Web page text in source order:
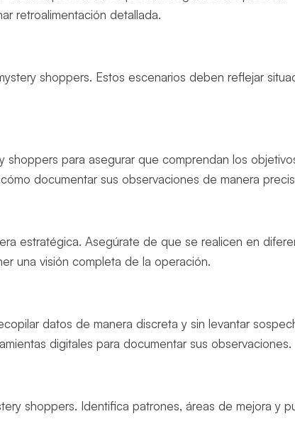
retroalimentación detallada.
shoppers. Estos escenarios deben reflejar
shoppers para asegurar que comprendan los
documentar sus observaciones de manera
estratégica. Asegúrate de que se realicen en
una visión completa de la operación.
datos de manera discreta y sin levantar
digitales para documentar sus observaciones.
shoppers. Identifica patrones, áreas de mejora y